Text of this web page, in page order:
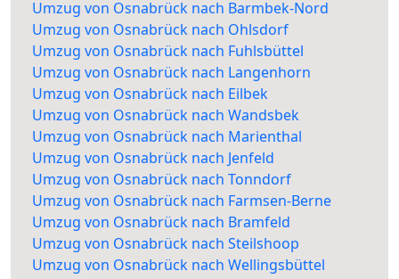
Umzug von Osnabrück nach Barmbek-Nord
Umzug von Osnabrück nach Ohlsdorf
Umzug von Osnabrück nach Fuhlsbüttel
Umzug von Osnabrück nach Langenhorn
Umzug von Osnabrück nach Eilbek
Umzug von Osnabrück nach Wandsbek
Umzug von Osnabrück nach Marienthal
Umzug von Osnabrück nach Jenfeld
Umzug von Osnabrück nach Tonndorf
Umzug von Osnabrück nach Farmsen-Berne
Umzug von Osnabrück nach Bramfeld
Umzug von Osnabrück nach Steilshoop
Umzug von Osnabrück nach Wellingsbüttel